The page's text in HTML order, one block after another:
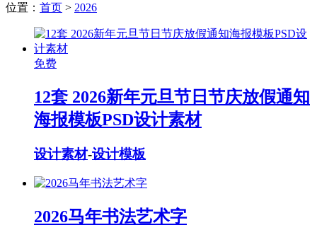
位置： 首页 > 2026
免费
12套 2026新年元旦节日节庆放假通知
海报模板PSD设计素材
设计素材-设计模板
2026马年书法艺术字